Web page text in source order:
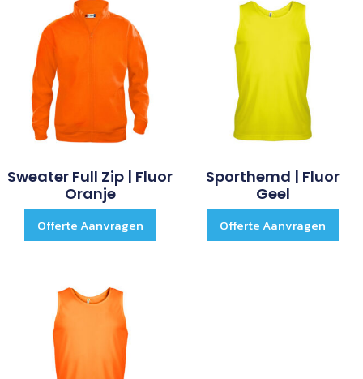
Sweater Full Zip | Fluor
Oranje
Offerte Aanvragen
Sporthemd | Fluor
Geel
Offerte Aanvragen